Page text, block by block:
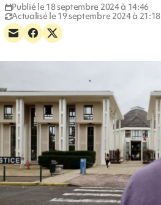
Publié le 18 septembre 2024 à 14:46
Actualisé le 19 septembre 2024 à 21:18